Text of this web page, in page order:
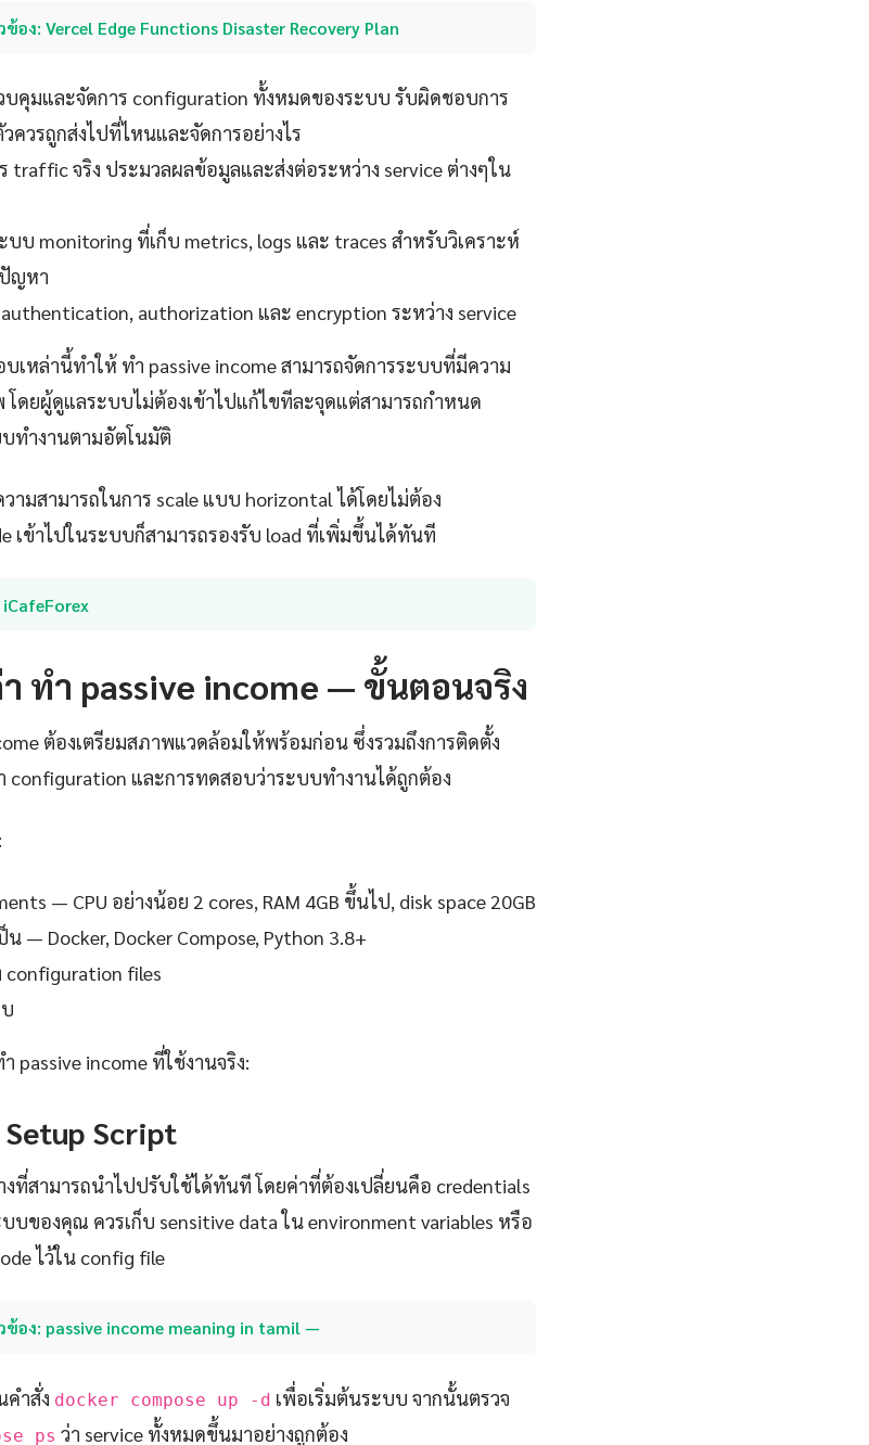
อง: Vercel Edge Functions Disaster Recovery Plan
คุมและจัดการ configuration ทั้งหมดของระบบ รับผิดชอบการ
ควรถูกส่งไปที่ไหนและจัดการอย่างไร
traffic จริง ประมวลผลข้อมูลและส่งต่อระหว่าง service ต่างๆใน
บบ monitoring ที่เก็บ metrics, logs และ traces สำหรับวิเคราะห์
ญหา
authorization และ encryption ระหว่าง service
เหล่านี้ทำให้ ทํา passive income สามารถจัดการระบบที่มีความ
ดยผู้ดูแลระบบไม่ต้องเข้าไปแก้ไขทีละจุดแต่สามารถกำหนด
ทำงานตามอัตโนมัติ
มสามารถในการ scale แบบ horizontal ได้โดยไม่ต้อง
เข้าไปในระบบก็สามารถรองรับ load ที่เพิ่มขึ้นได้ทันที
ทํา passive income — ขั้นตอนจริง
ต้องเตรียมสภาพแวดล้อมให้พร้อมก่อน ซึ่งรวมถึงการติดตั้ง
configuration และการทดสอบว่าระบบทำงานได้ถูกต้อง
— CPU อย่างน้อย 2 cores, RAM 4GB ขึ้นไป, disk space 20GB
— Docker, Docker Compose, Python 3.8+
configuration files
passive income ที่ใช้งานจริง:
Setup Script
ที่สามารถนำไปปรับใช้ได้ทันที โดยค่าที่ต้องเปลี่ยนคือ credentials
บของคุณ ควรเก็บ sensitive data ใน environment variables หรือ
ไว้ใน config file
อง: passive income meaning in tamil —
คำสั่ง docker compose up -d เพื่อเริ่มต้นระบบ จากนั้นตรวจ
ps ว่า service ทั้งหมดขึ้นมาอย่างถูกต้อง